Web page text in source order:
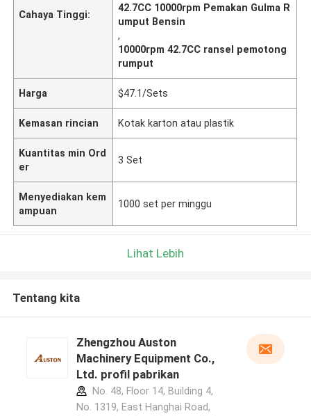
Cahaya Tinggi:
42.7CC 10000rpm Pemakan Gulma R
umput Bensin
,
10000rpm 42.7CC ransel pemotong
rumput
Harga $47.1/Sets
Kemasan rincian Kotak karton atau plastik
Kuantitas min Ord
er
3 Set
Menyediakan kem
ampuan
1000 set per minggu
Lihat Lebih
Tentang kita
Zhengzhou Auston
Machinery Equipment Co.,
Ltd. profil pabrikan
No. 48, Floor 14, Building 4,
No. 1319, East Hanghai Road,